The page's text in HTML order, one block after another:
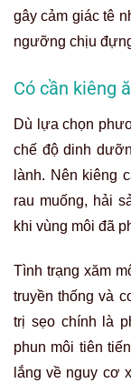
gây cảm giác tê
ngưỡng chịu
Có cần kiêng
Dù lựa chọn
chế độ dinh
lành. Nên kiêng
rau muống, hải
khi vùng môi đã
Tình trạng xăm
truyền thống và
trị sẹo chính là
phun môi tiên
lắng về nguy cơ